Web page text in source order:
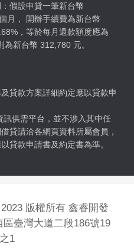
假設申貸一筆新台幣
月， 開辦手續費為新台幣
，等於每月還款額度應為
新台幣 312,780 元。
貸款方案詳細約定應以貸款申
供需平台，並不涉入其中任
貸請洽各網頁資料所屬會員，
貸款申請書及約定書為準。
版權所有 鑫睿開發
臺灣大道二段186號19
1